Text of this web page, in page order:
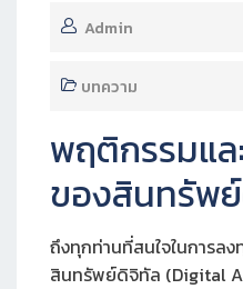
Admin
บทความ
พฤติกรรมแล
ของสินทรัพ
ถึงทุกท่านที่สนใจในการล
สินทรัพย์ดิจิทัล (Digital